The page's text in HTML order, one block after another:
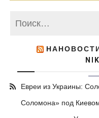
Евреи из Украины:
Соломона» под